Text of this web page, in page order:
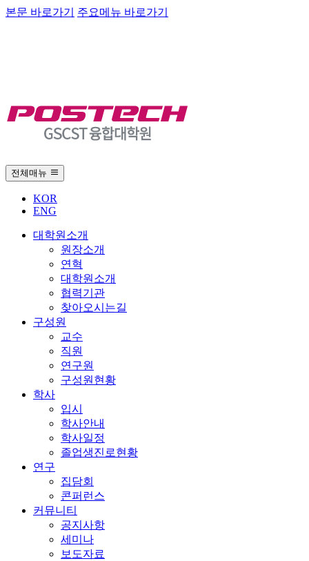
본문 바로가기 주요메뉴 바로가기
전체매뉴
KOR
ENG
대학원소개
원장소개
연혁
대학원소개
협력기관
찾아오시는길
구성원
교수
직원
연구원
구성원현황
학사
입시
학사안내
학사일정
졸업생진로현황
연구
집담회
콘퍼런스
커뮤니티
공지사항
세미나
보도자료